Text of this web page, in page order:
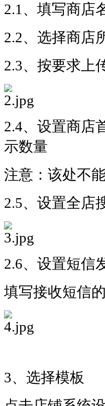
2.1、填写商店
2.2、选择商店
2.3、按要求上
2.4、设置商店
示数量
注意：该处不
2.5、设置全店
2.6、设置短信
填写接收短信
3、选择模板